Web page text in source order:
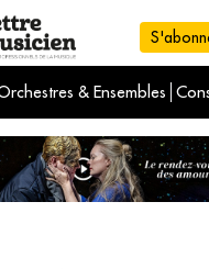
& Ensembles
L'info du jour
Le numéro du mois
International